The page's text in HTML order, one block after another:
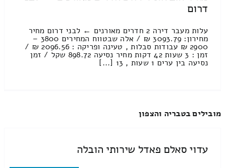
דרום
עלות מעבר דירה 2 חדרים מאורנים ← לבני דרום מחיר
מחירון: 3093.79 ₪ / אלה שבטווח המחירים 3800 –
2900 ₪ עבודות סבלות , טעינה ופריקה : 2096.56 ₪ /
זמן : 3 שעות 42 דקות מחיר נסיעה 898.72 שקל / זמן
נסיעה בין ערים 1 שעות , 13 [...]
מובילים בטבריה והצפון
עדוי סאלם פאדל שירותי הובלה